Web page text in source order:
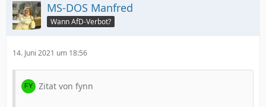
MS-DOS Manfred
Wann AfD-Verbot?
14. Juni 2021 um 18:56
Zitat von fynn